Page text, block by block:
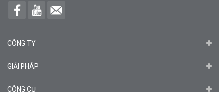
CÔNG TY
GIẢI PHÁP
CÔNG CỤ